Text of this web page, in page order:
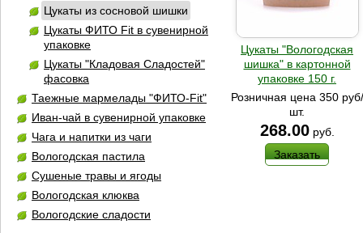
Цукаты из сосновой шишки
Цукаты ФИТО Fit в сувенирной
упаковке
Цукаты "Кладовая Сладостей"
фасовка
Таежные мармелады "ФИТО-Fit"
Иван-чай в сувенирной упаковке
Чага и напитки из чаги
Вологодская пастила
Сушеные травы и ягоды
Вологодская клюква
Вологодские сладости
Цукаты "Вологодская
шишка" в картонной
упаковке 150 г.
Розничная цена 350 руб/
шт.
268.00 руб.
Заказать